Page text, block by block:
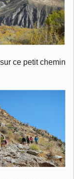
ce petit chemin